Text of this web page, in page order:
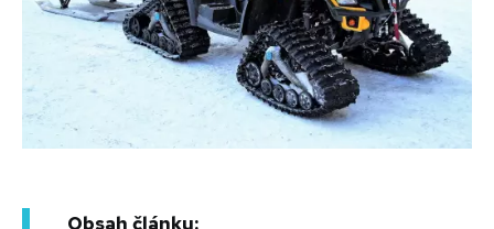
Obsah článku: